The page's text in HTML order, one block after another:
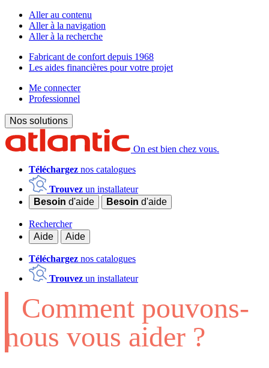
Aller au contenu
Aller à la navigation
Aller à la recherche
Fabricant de confort depuis 1968
Les aides financières pour votre projet
Me connecter
Professionnel
Nos solutions
On est bien chez vous.
Téléchargez nos catalogues
Trouvez un installateur
Besoin d'aide Besoin d'aide
Rechercher
Aide
Aide
Téléchargez nos catalogues
Trouvez un installateur
Comment pouvons-
nous vous aider ?